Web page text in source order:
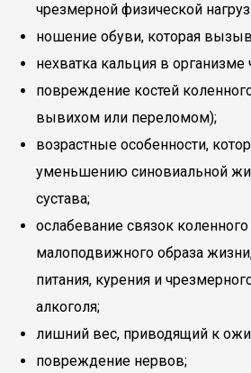
чрезмерной физической
ношение обуви, которая
нехватка кальция в организме
повреждение костей
вывихом или переломом);
возрастные особенности,
уменьшению синовиальной
сустава;
ослабевание связок коленного
малоподвижного образа
питания, курения и
алкоголя;
лишний вес, приводящий к
повреждение нервов;